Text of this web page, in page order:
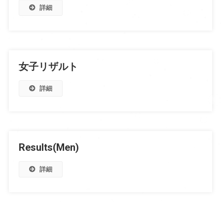
詳細
女子リザルト
詳細
Results(Men)
詳細